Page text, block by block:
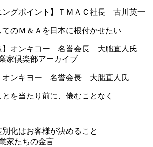
ングポイント】ＴＭＡＣ社長 古川英一
てのＭ＆Ａを日本に根付かせたい
家倶楽部アーカイブ
オンキヨー 名誉会長 大朏直人氏
を当たり前に、倦むことなく
家たちの金言